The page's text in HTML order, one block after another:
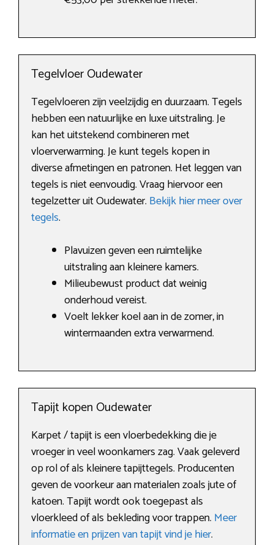
Tegelvloer Oudewater
Tegelvloeren zijn veelzijdig en duurzaam. Tegels
hebben een natuurlijke en luxe uitstraling. Je
kan het uitstekend combineren met
vloerverwarming. Je kunt tegels kopen in
diverse afmetingen en patronen. Het leggen van
tegels is niet eenvoudig. Vraag hiervoor een
tegelzetter uit Oudewater. Bekijk hier meer over
tegels.
Plavuizen geven een ruimtelijke
uitstraling aan kleinere kamers.
Milieubewust product dat weinig
onderhoud vereist.
Voelt lekker koel aan in de zomer, in
wintermaanden extra verwarmend.
Tapijt kopen Oudewater
Karpet / tapijt is een vloerbedekking die je
vroeger in veel woonkamers zag. Vaak geleverd
op rol of als kleinere tapijttegels. Producenten
geven de voorkeur aan materialen zoals jute of
katoen. Tapijt wordt ook toegepast als
vloerkleed of als bekleding voor trappen. Meer
informatie en prijzen van tapijt vind je hier.